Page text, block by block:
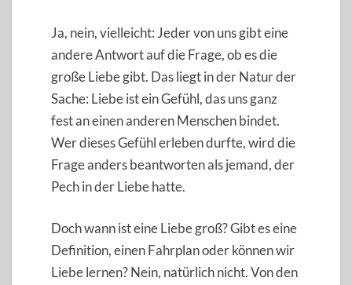
Ja, nein, vielleicht: Jeder von uns gibt eine
andere Antwort auf die Frage, ob es die
große Liebe gibt. Das liegt in der Natur der
Sache: Liebe ist ein Gefühl, das uns ganz
fest an einen anderen Menschen bindet.
Wer dieses Gefühl erleben durfte, wird die
Frage anders beantworten als jemand, der
Pech in der Liebe hatte.
Doch wann ist eine Liebe groß? Gibt es eine
Definition, einen Fahrplan oder können wir
Liebe lernen? Nein, natürlich nicht. Von den